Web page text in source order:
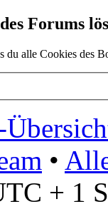
Forums
du alle Cookies des
•
+ 1